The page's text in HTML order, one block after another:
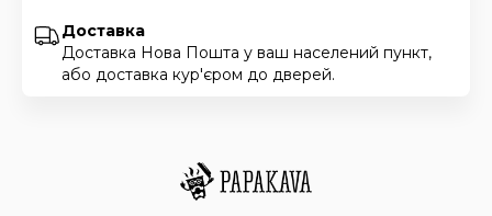
Доставка
Доставка Нова Пошта у ваш населений пункт,
або доставка кур'єром до дверей.